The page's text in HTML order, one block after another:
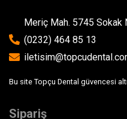
Meriç Mah. 5745
(0232) 464 85 13
Bu site Topçu Dental güvencesi
Sipariş